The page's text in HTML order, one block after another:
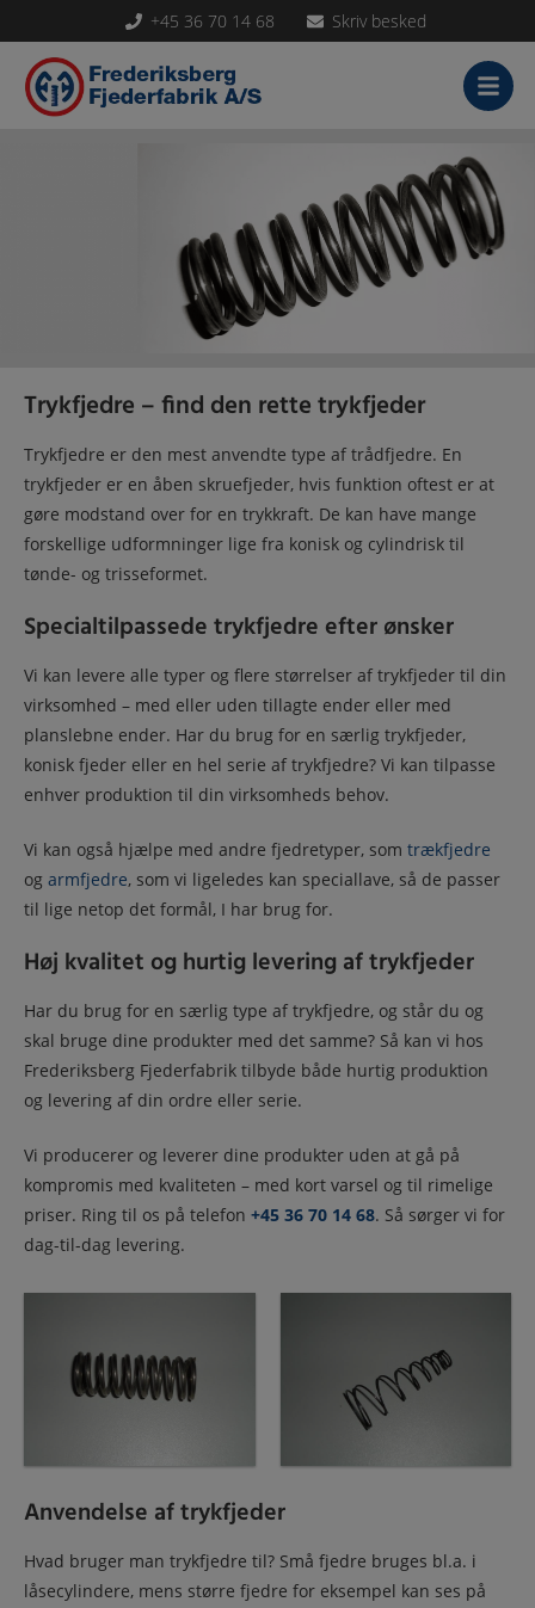
indholdet
+45 36 70 14 68 Skriv besked
Trykfjedre – find den rette trykfjeder
Trykfjedre er den mest anvendte type af trådfjedre. En
trykfjeder er en åben skruefjeder, hvis funktion oftest er at
gøre modstand over for en trykkraft. De kan have mange
forskellige udformninger lige fra konisk og cylindrisk til
tønde- og trisseformet.
Specialtilpassede trykfjedre efter ønsker
Vi kan levere alle typer og flere størrelser af trykfjeder til din
virksomhed – med eller uden tillagte ender eller med
planslebne ender. Har du brug for en særlig trykfjeder,
konisk fjeder eller en hel serie af trykfjedre? Vi kan tilpasse
enhver produktion til din virksomheds behov.
Vi kan også hjælpe med andre fjedretyper, som trækfjedre
og armfjedre, som vi ligeledes kan speciallave, så de passer
til lige netop det formål, I har brug for.
Høj kvalitet og hurtig levering af trykfjeder
Har du brug for en særlig type af trykfjedre, og står du og
skal bruge dine produkter med det samme? Så kan vi hos
Frederiksberg Fjederfabrik tilbyde både hurtig produktion
og levering af din ordre eller serie.
Vi producerer og leverer dine produkter uden at gå på
kompromis med kvaliteten – med kort varsel og til rimelige
priser. Ring til os på telefon +45 36 70 14 68. Så sørger vi for
dag-til-dag levering.
Anvendelse af trykfjeder
Hvad bruger man trykfjedre til? Små fjedre bruges bl.a. i
låsecylindere, mens større fjedre for eksempel kan ses på